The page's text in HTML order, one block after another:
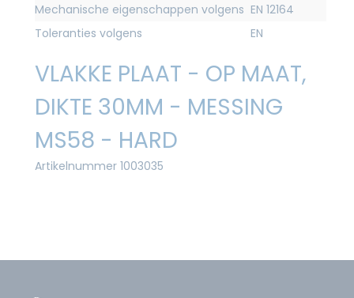
Mechanische eigenschappen volgens EN 12164
Toleranties volgens
EN
VLAKKE PLAAT - OP MAAT,
DIKTE 30MM - MESSING
MS58 - HARD
Artikelnummer 1003035